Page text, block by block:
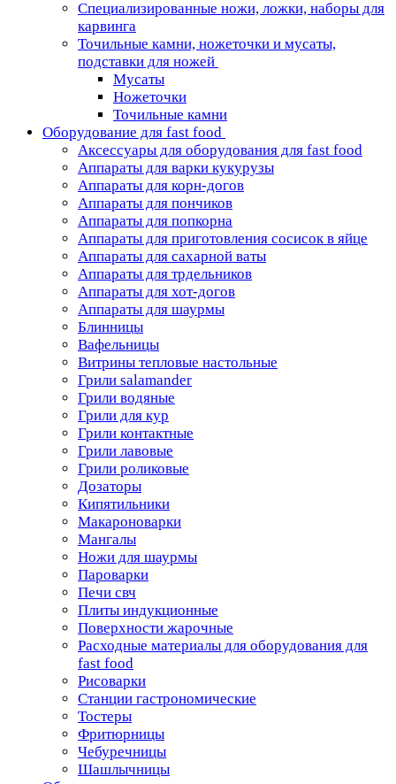
Специализированные ножи, ложки, наборы для
карвинга
Точильные камни, ножеточки и мусаты,
подставки для ножей
Мусаты
Ножеточки
Точильные камни
Оборудование для fast food
Аксессуары для оборудования для fast food
Аппараты для варки кукурузы
Аппараты для корн-догов
Аппараты для пончиков
Аппараты для попкорна
Аппараты для приготовления сосисок в яйце
Аппараты для сахарной ваты
Аппараты для трдельников
Аппараты для хот-догов
Аппараты для шаурмы
Блинницы
Вафельницы
Витрины тепловые настольные
Грили salamander
Грили водяные
Грили для кур
Грили контактные
Грили лавовые
Грили роликовые
Дозаторы
Кипятильники
Макароноварки
Мангалы
Ножи для шаурмы
Пароварки
Печи свч
Плиты индукционные
Поверхности жарочные
Расходные материалы для оборудования для
fast food
Рисоварки
Станции гастрономические
Тостеры
Фритюрницы
Чебуречницы
Шашлычницы